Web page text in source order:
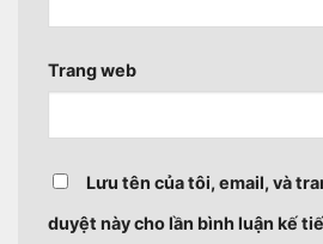
Trang web
Lưu tên của tôi, email, và
duyệt này cho lần bình luận kế